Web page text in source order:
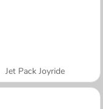
Jet Pack Joyride